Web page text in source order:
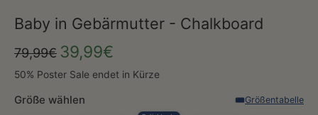
Baby in Gebärmutter - Chalkboard
79,99€ 39,99€
50% Poster Sale endet in Kürze
Größe wählen Größentabelle